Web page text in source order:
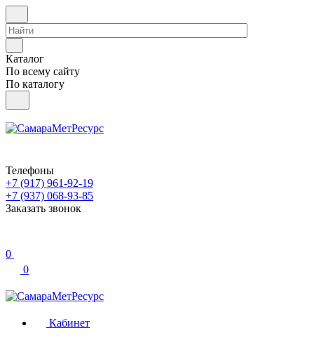
Каталог
По всему сайту
По каталогу
Телефоны
+7 (917) 961-92-19
+7 (937) 068-93-85
Заказать звонок
0
0
Кабинет